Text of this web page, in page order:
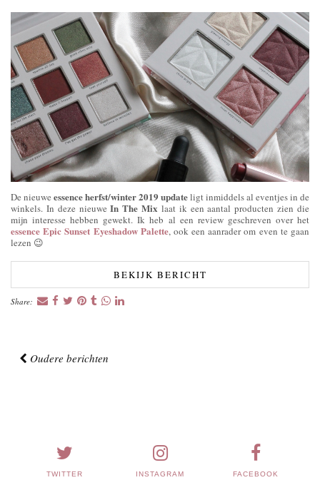
De nieuwe essence herfst/winter 2019 updateligt inmiddels al eventjes in de
winkels. In deze nieuweIn The Mix laat ik een aantal producten zien die
mijn interesse hebben gewekt. Ik heb al een review geschreven over het
essence Epic Sunset Eyeshadow Palette, ook een aanrader om even te gaan
lezen 😉
BEKIJK BERICHT
Share:
Oudere berichten
TWITTER INSTAGRAM FACEBOOK